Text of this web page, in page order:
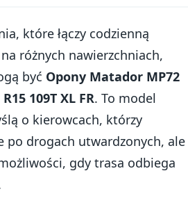
które łączy codzienną
różnych nawierzchniach,
być Opony Matador MP72
109T XL FR. To model
o kierowcach, którzy
po drogach utwardzonych, ale
gdy trasa odbiega